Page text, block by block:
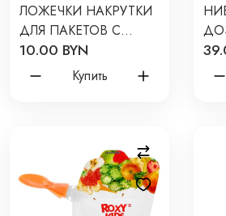
ЛОЖЕЧКИ НАКРУТКИ
ДЛЯ ПАКЕТОВ С
ДЕТСКИМ ПИТАНИЕМ
2 ШТ RFD-004
10.00 BYN
Купить